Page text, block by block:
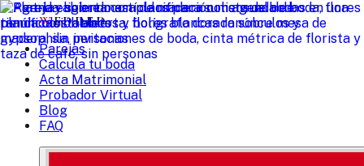
WEDDED
Parejas
Calcula tu boda
Acta Matrimonial
Probador Virtual
Blog
FAQ